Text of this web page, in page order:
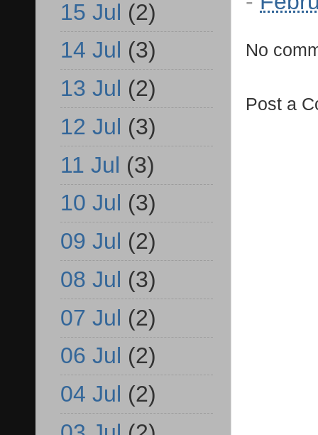
No
Post a
15 Jul (2)
14 Jul (3)
13 Jul (2)
12 Jul (3)
11 Jul (3)
10 Jul (3)
09 Jul (2)
08 Jul (3)
07 Jul (2)
06 Jul (2)
04 Jul (2)